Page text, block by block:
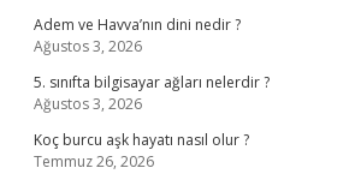
Adem ve Havva’nın dini nedir ?
Ağustos 3, 2026
5. sınıfta bilgisayar ağları nelerdir ?
Ağustos 3, 2026
Koç burcu aşk hayatı nasıl olur ?
Temmuz 26, 2026